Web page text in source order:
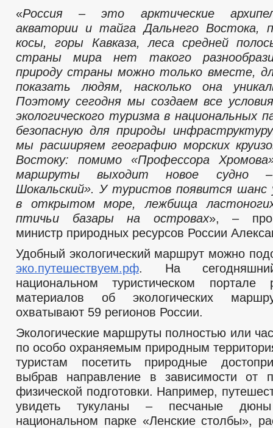
«Россия – это арктические
акватории и тайга Дальнего Востока,
косы, горы Кавказа, леса средней
страны мира нет такого
природу страны можно только вместе,
показать людям, насколько она
Поэтому сегодня мы создаем все
экологического туризма в национальных
безопасную для природы
мы расширяем географию морских
Востоку: помимо «Профессора
маршруты выходит новое судно –
Шокальский». У туристов появится шанс
в открытом море, лежбища
птичьи базары на островах», –
министр природных ресурсов России
Удобный экологический маршрут можно
эко.путешествуем.рф. На
национальном туристическом
материалов об экологических
охватывают 59 регионов России.
Экологические маршруты полностью или
по особо охраняемым природным
туристам посетить природные
выбрав направление в зависимости от
физической подготовки. Например,
увидеть тукуланы – песчаные
национальном парке «Ленские столбы»,